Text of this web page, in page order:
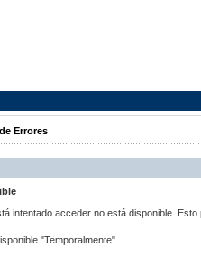
Errores
intentado acceder no está disponible.
"Temporalmente".